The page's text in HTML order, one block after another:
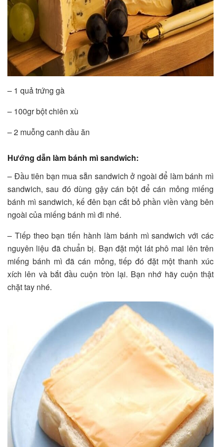
– 1 quả trứng gà
– 100gr bột chiên xù
– 2 muỗng canh dầu ăn
Hướng dẫn làm bánh mì sandwich:
– Đầu tiên bạn mua sẵn sandwich ở ngoài để làm bánh mì
sandwich, sau đó dùng gậy cán bột để cán mỏng miếng
bánh mì sandwich, kế đên bạn cắt bỏ phần viền vàng bên
ngoài của miếng bánh mì đi nhé.
– Tiếp theo bạn tiến hành làm bánh mì sandwich với các
nguyên liệu đã chuẩn bị. Bạn đặt một lát phô mai lên trên
miếng bánh mì đã cán mỏng, tiếp đó đặt một thanh xúc
xích lên và bắt đầu cuộn tròn lại. Bạn nhớ hãy cuộn thật
chặt tay nhé.